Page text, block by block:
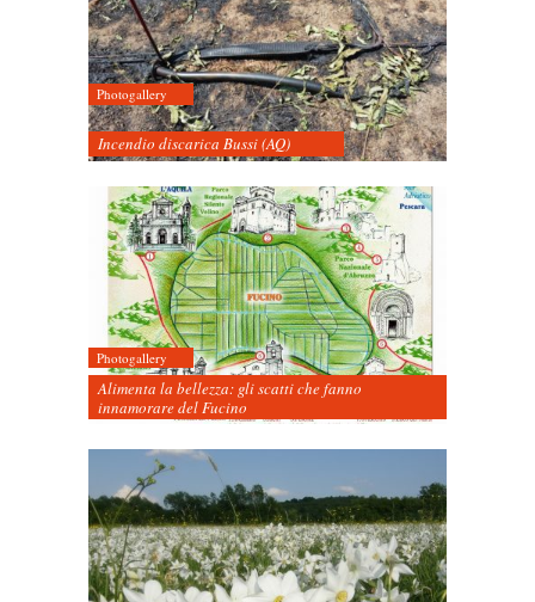
Photogallery
Incendio discarica Bussi (AQ)
Photogallery
Alimenta la bellezza: gli scatti che fanno
innamorare del Fucino